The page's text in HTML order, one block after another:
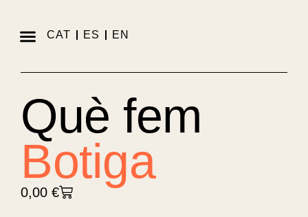
CAT ES EN
Què fem
Botiga
0,00 €